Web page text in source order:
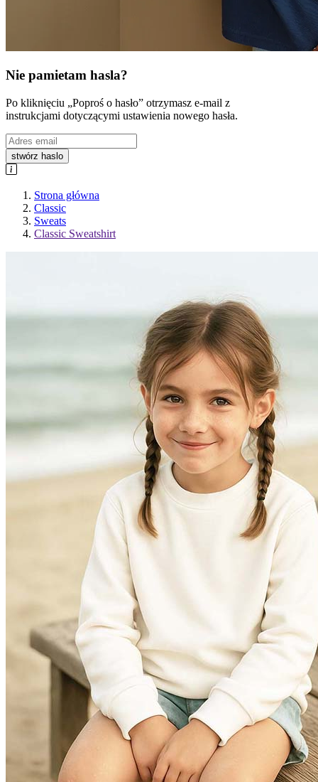
Nie pamietam hasla?
Po kliknięciu „Poproś o hasło” otrzymasz e-mail z
instrukcjami dotyczącymi ustawienia nowego hasła.
stwórz haslo
Strona główna
Classic
Sweats
Classic Sweatshirt